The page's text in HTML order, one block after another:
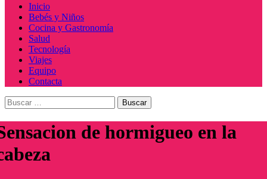
Menú
principal
Inicio
Bebés y Niños
Cocina y Gastronomía
Salud
Tecnología
Viajes
Equipo
Contacta
Buscar:
de hormigueo en la